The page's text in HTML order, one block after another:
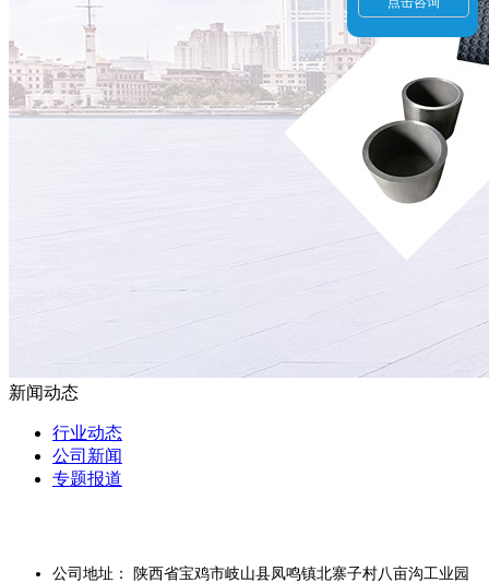
新闻动态
行业动态
公司新闻
专题报道
公司地址： 陕西省宝鸡市岐山县凤鸣镇北寨子村八亩沟工业园